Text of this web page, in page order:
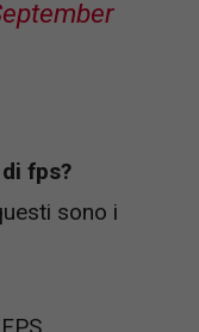
fps?
sono i